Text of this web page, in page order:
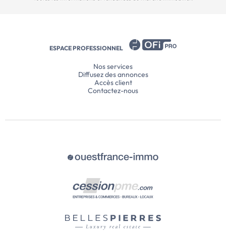
ESPACE PROFESSIONNEL
Nos services
Diffusez des annonces
Accès client
Contactez-nous